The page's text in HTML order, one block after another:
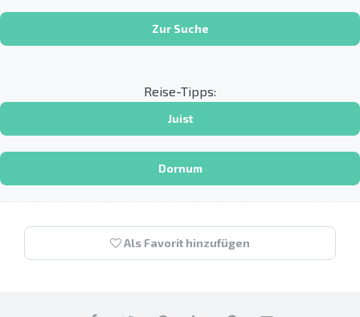
Zur Suche
Reise-Tipps:
Juist
Dornum
Als Favorit hinzufügen